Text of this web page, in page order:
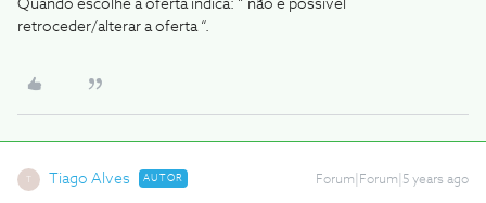
Quando escolhe a oferta indica: “ não é possivel
retroceder/alterar a oferta “.
Tiago Alves AUTOR Forum|Forum|5 years ago